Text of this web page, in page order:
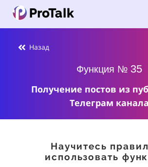
Назад
Функция №35
Получение постов из
Телеграм канала
Научитесь
использовать